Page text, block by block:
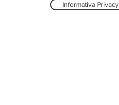
Informativa Privacy